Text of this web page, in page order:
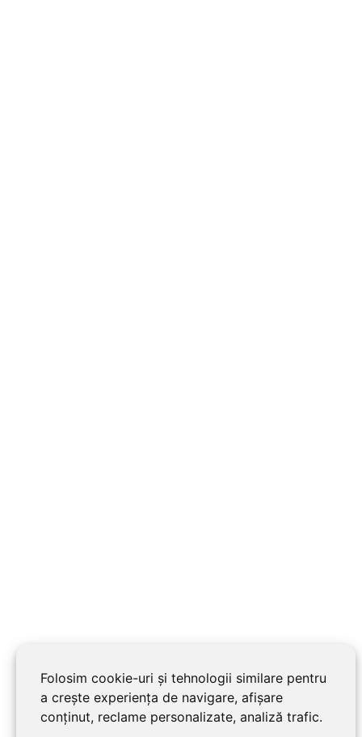
Folosim cookie-uri și tehnologii similare pentru
a crește experiența de navigare, afișare
conținut, reclame personalizate, analiză trafic.